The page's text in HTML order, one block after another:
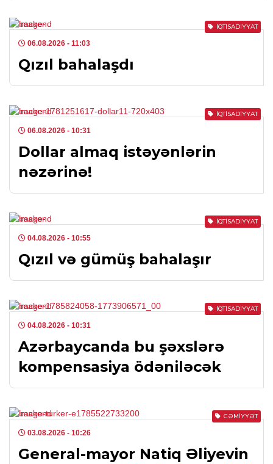
İQTISADIYYAT
06.08.2026 - 11:03
Qızıl bahalaşdı
İQTISADIYYAT
06.08.2026 - 10:31
Dollar almaq istəyənlərin
nəzərinə!
İQTISADIYYAT
04.08.2026 - 10:55
Qızıl və gümüş bahalaşır
İQTISADIYYAT
04.08.2026 - 10:31
Azərbaycanda bu şəxslərə
kompensasiya ödəniləcək
CƏMIYYƏT
03.08.2026 - 10:26
General-mayor Natiq Əliyevin